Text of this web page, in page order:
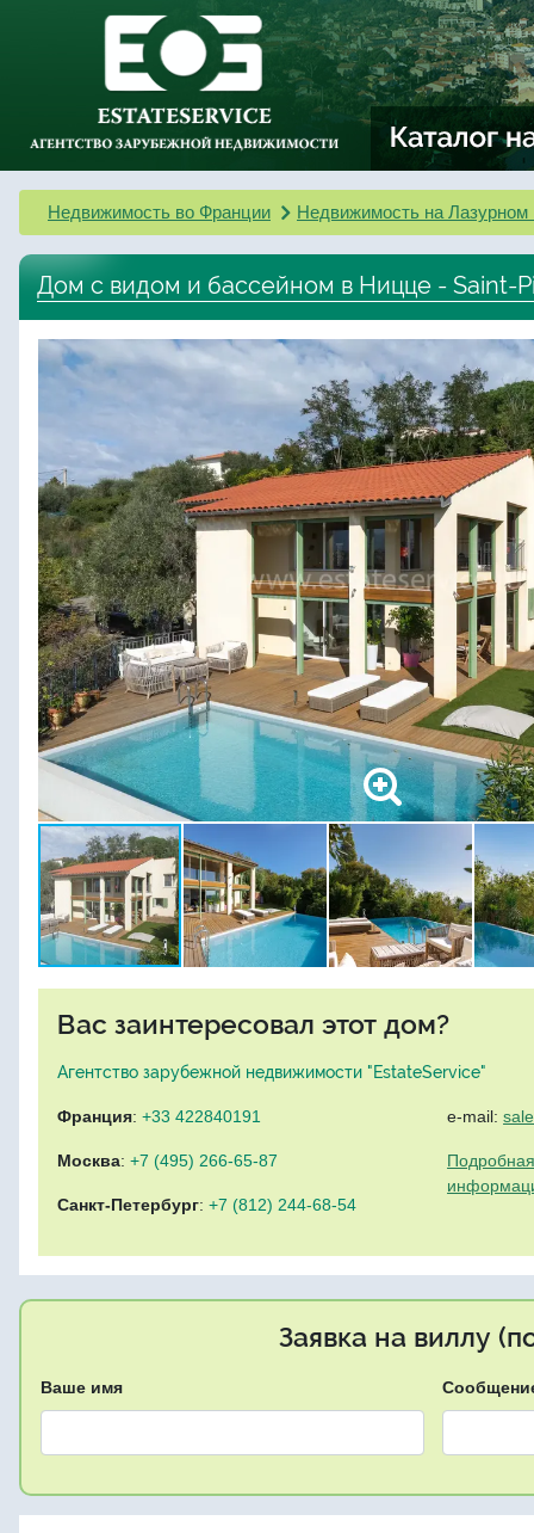
Недвижимость во Франции Недвижимость на Лазурном
Дом с видом и бассейном в Ницце - Saint-
Вас заинтересовал этот дом?
Агентство зарубежной недвижимости "EstateService"
Франция: +33 422840191
Москва: +7 (495) 266-65-87
Санкт-Петербург: +7 (812) 244-68-54
e-mail:
Заявка на виллу
Ваше имя